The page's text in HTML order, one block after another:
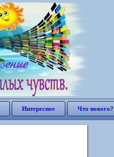
Интересное Что нового?